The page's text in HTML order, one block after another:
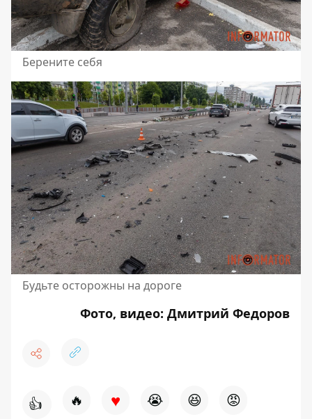
Берените себя
Будьте осторожны на дороге
Фото, видео: Дмитрий Федоров
👍 🔥 ♥ 😭 😆 😡